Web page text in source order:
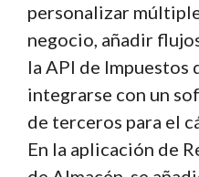
personalizar
negocio, añadir
la API de Impuestos
integrarse con un
de terceros para el
En la aplicación de